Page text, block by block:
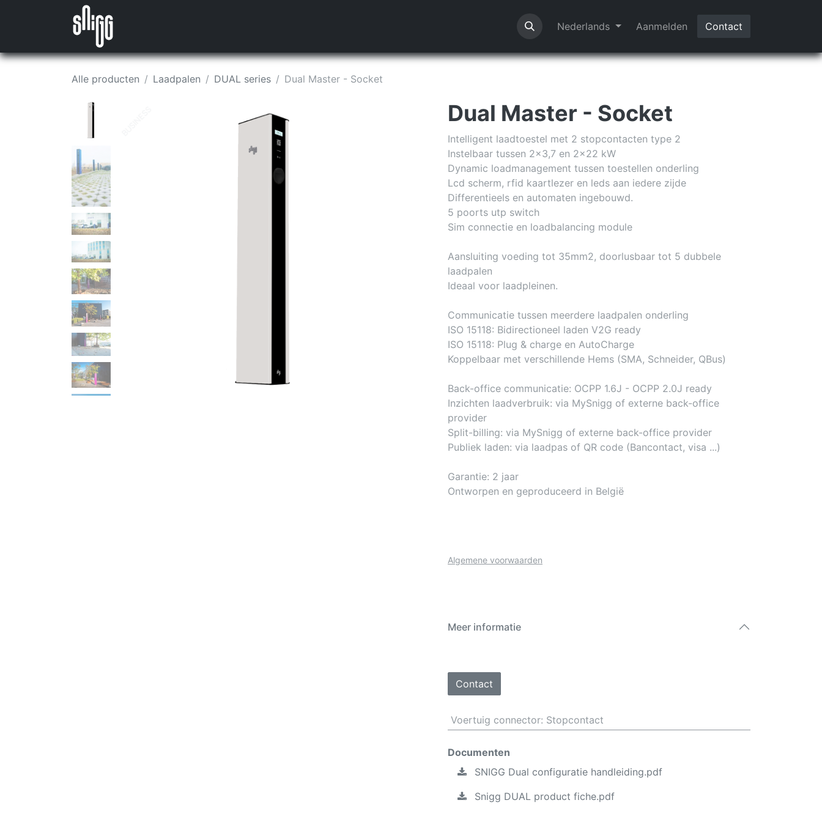
Overslaan naar inhoud
Nederlands Aanmelden Contact
Alle producten Laadpalen DUAL series Dual Master - Socket
Dual Master - Socket
Intelligent laadtoestel met 2 stopcontacten type 2
Instelbaar tussen 2x3,7 en 2x22 kW
Dynamic loadmanagement tussen toestellen onderling
Lcd scherm, rfid kaartlezer en leds aan iedere zijde
Differentieels en automaten ingebouwd.
5 poorts utp switch
Sim connectie en loadbalancing module
Aansluiting voeding tot 35mm2, doorlusbaar tot 5 dubbele
laadpalen
Ideaal voor laadpleinen.
Communicatie tussen meerdere laadpalen onderling
ISO 15118: Bidirectioneel laden V2G ready
ISO 15118: Plug & charge en AutoCharge
Koppelbaar met verschillende Hems (SMA, Schneider, QBus)
Back-office communicatie: OCPP 1.6J - OCPP 2.0J ready
Inzichten laadverbruik: via MySnigg of externe back-office
provider
Split-billing: via MySnigg of externe back-office provider
Publiek laden: via laadpas of QR code (Bancontact, visa ...)
Garantie: 2 jaar
Ontworpen en geproduceerd in België
Algemene voorwaarden
Meer informatie
Contact
Voertuig connector: Stopcontact
Documenten
SNIGG Dual configuratie handleiding.pdf
Snigg DUAL product fiche.pdf